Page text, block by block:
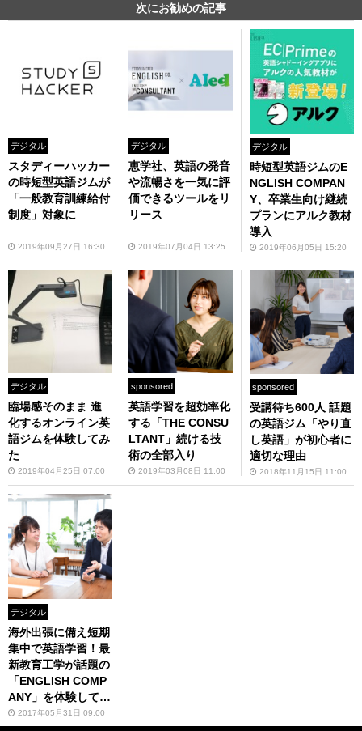
次にお勧めの記事
デジタル
スタディーハッカー
の時短型英語ジムが
「一般教育訓練給付
制度」対象に
2019年09月27日 16:30
デジタル
恵学社、英語の発音
や流暢さを一気に評
価できるツールをリ
リース
2019年07月04日 13:25
デジタル
時短型英語ジムのE
NGLISH COMPAN
Y、卒業生向け継続
プランにアルク教材
導入
2019年06月05日 15:20
デジタル
臨場感そのまま 進
化するオンライン英
語ジムを体験してみ
た
2019年04月25日 07:00
sponsored
英語学習を超効率化
する「THE CONSU
LTANT」続ける技
術の全部入り
2019年03月08日 11:00
sponsored
受講待ち600人 話題
の英語ジム「やり直
し英語」が初心者に
適切な理由
2018年11月15日 11:00
デジタル
海外出張に備え短期
集中で英語学習！最
新教育工学が話題の
「ENGLISH COMP
ANY」を体験してみ
た2017年05月31日 09:00